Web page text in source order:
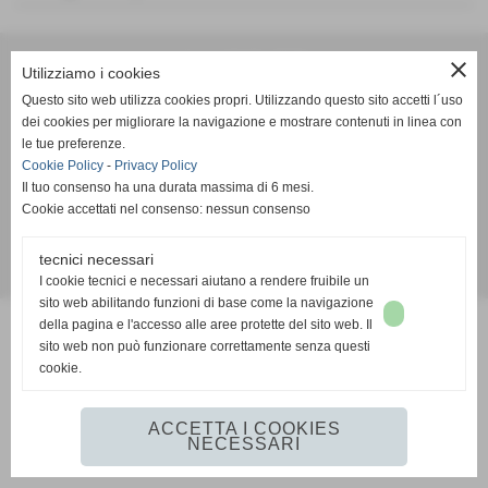
Via Aldo Moro, 58 - Grottaminarda (Avellino)
P.I. 01234567890 C.F 81001310648
Tel. 0825 441122 / 441040
Informativa privacy|Informativa sui cookies
Realizzazione siti web www.sitoper.it
close
Utilizziamo i cookies
Questo sito web utilizza cookies propri. Utilizzando questo sito accetti l´uso
dei cookies per migliorare la navigazione e mostrare contenuti in linea con
le tue preferenze.
Cookie Policy - Privacy Policy
Il tuo consenso ha una durata massima di 6 mesi.
Cookie accettati nel consenso: nessun consenso
tecnici necessari
I cookie tecnici e necessari aiutano a rendere fruibile un
sito web abilitando funzioni di base come la navigazione
della pagina e l'accesso alle aree protette del sito web. Il
sito web non può funzionare correttamente senza questi
cookie.
ACCETTA I COOKIES
NECESSARI